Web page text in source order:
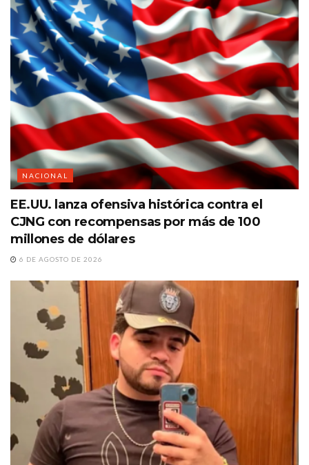
NACIONAL
EE.UU. lanza ofensiva histórica contra el
CJNG con recompensas por más de 100
millones de dólares
6 DE AGOSTO DE 2026